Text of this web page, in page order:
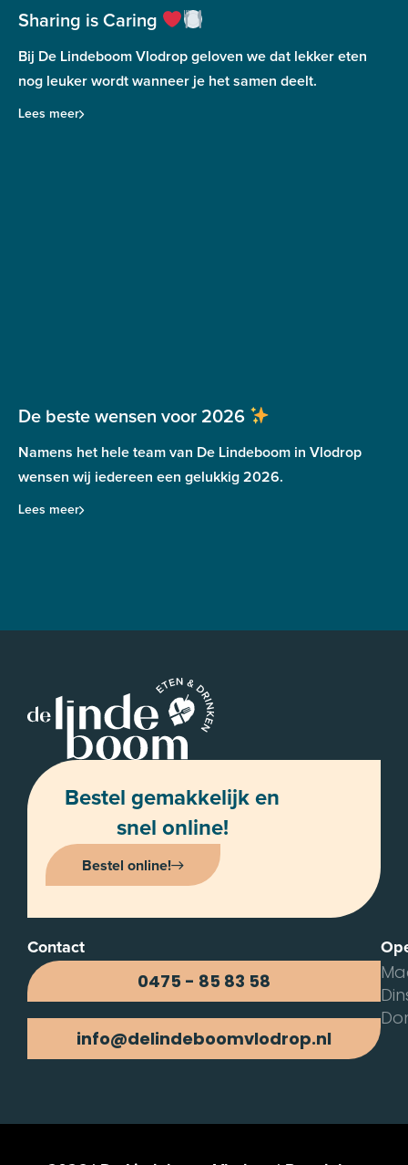
Sharing is Caring
Bij De Lindeboom Vlodrop geloven we dat lekker eten
nog leuker wordt wanneer je het samen deelt.
Lees meer
De beste wensen voor 2026
Namens het hele team van De Lindeboom in Vlodrop
wensen wij iedereen een gelukkig 2026.
Lees meer
Bestel gemakkelijk en
snel online!
Bestel online!
Contact
0475 - 85 83 58
info@delindeboomvlodrop.nl